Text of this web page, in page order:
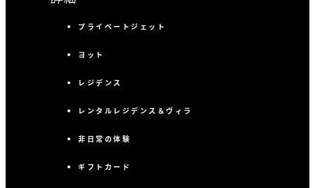
プライベートジェット
ヨット
レジデンス
レンタルレジデンス＆ヴィラ
非日常の体験
ギフトカード